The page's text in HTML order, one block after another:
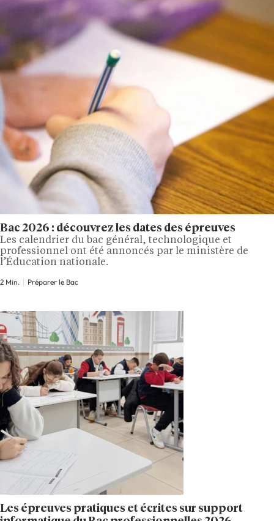
Bac 2026 : découvrez les dates des épreuves
Les calendrier du bac général, technologique et
professionnel ont été annoncés par le ministère de
l’Éducation nationale.
2 Min. Préparer le Bac
Les épreuves pratiques et écrites sur support